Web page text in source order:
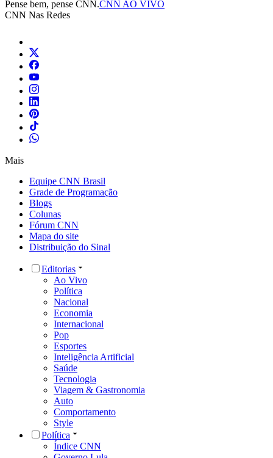
Pense bem, pense CNN.CNN AO VIVO
CNN Nas Redes
Mais
Equipe CNN Brasil
Grade de Programação
Blogs
Colunas
Fórum CNN
Mapa do site
Distribuição do Sinal
Editorias
Ao Vivo
Política
Nacional
Economia
Internacional
Pop
Esportes
Inteligência Artificial
Saúde
Tecnologia
Viagem & Gastronomia
Auto
Comportamento
Style
Política
Índice CNN